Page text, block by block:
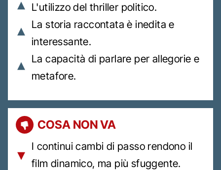
L'utilizzo del thriller politico.
La storia raccontata è inedita e
interessante.
La capacità di parlare per allegorie e
metafore.
COSA NON VA
I continui cambi di passo rendono il
film dinamico, ma più sfuggente.